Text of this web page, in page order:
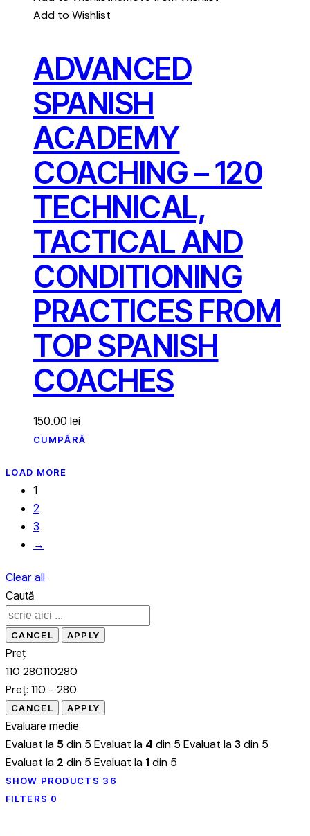
Add to Wishlist
ADVANCED
SPANISH
ACADEMY
COACHING – 120
TECHNICAL,
TACTICAL AND
CONDITIONING
PRACTICES FROM
TOP SPANISH
COACHES
150.00 lei
CUMPĂRĂ
LOAD MORE
1
2
3
→
Clear all
Caută
Preț
110 280110280
Preț: 110 - 280
Evaluare medie
Evaluat la 5din 5 Evaluat la 4 din 5 Evaluat la3din 5
Evaluat la 2 din 5 Evaluat la 1din 5
SHOW PRODUCTS 36
FILTERS 0